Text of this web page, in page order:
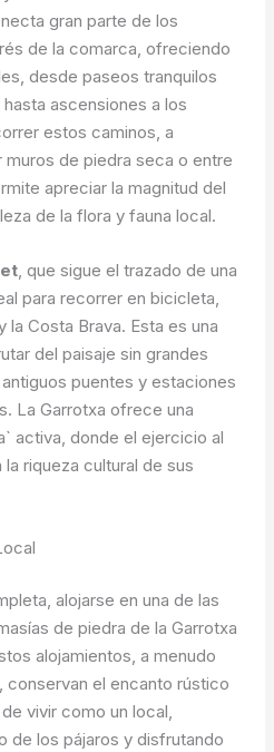
gran parte de los
de la comarca, ofreciendo
desde paseos tranquilos
ascensiones a los
estos caminos, a
de piedra seca o entre
apreciar la magnitud del
de la flora y fauna local.
, que sigue el trazado de una
para recorrer en bicicleta,
la Costa Brava. Esta es una
del paisaje sin grandes
puentes y estaciones
La Garrotxa ofrece una
activa, donde el ejercicio al
riqueza cultural de sus
alojarse en una de las
de piedra de la Garrotxa
alojamientos, a menudo
el encanto rústico
vivir como un local,
de los pájaros y disfrutando